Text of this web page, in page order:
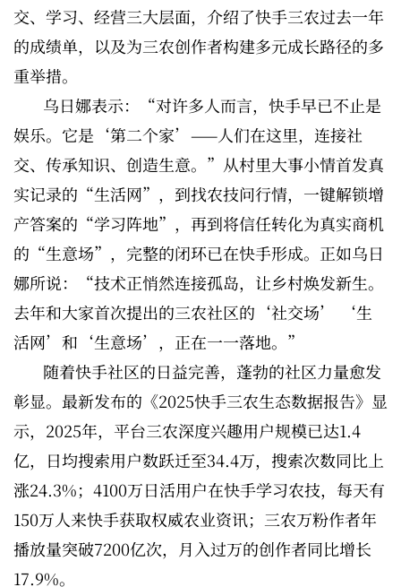
交、学习、经营三大层面，介绍了快手三农过去一年
的成绩单，以及为三农创作者构建多元成长路径的多
重举措。
乌日娜表示：“对许多人而言，快手早已不止是
娱乐。它是‘第二个家’——人们在这里，连接社
交、传承知识、创造生意。”从村里大事小情首发真
实记录的“生活网”，到找农技问行情，一键解锁增
产答案的“学习阵地”，再到将信任转化为真实商机
的“生意场”，完整的闭环已在快手形成。正如乌日
娜所说：“技术正悄然连接孤岛，让乡村焕发新生。
去年和大家首次提出的三农社区的‘社交场’ ‘生
活网’和‘生意场’，正在一一落地。”
随着快手社区的日益完善，蓬勃的社区力量愈发
彰显。最新发布的《2025快手三农生态数据报告》显
示，2025年，平台三农深度兴趣用户规模已达1.4
亿，日均搜索用户数跃迁至34.4万，搜索次数同比上
涨24.3%；4100万日活用户在快手学习农技，每天有
150万人来快手获取权威农业资讯；三农万粉作者年
播放量突破7200亿次，月入过万的创作者同比增长
17.9%。